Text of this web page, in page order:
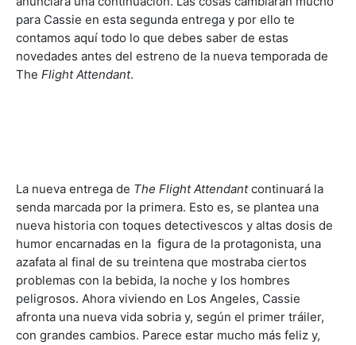
para Cassie en esta segunda entrega y por ello te
contamos aquí todo lo que debes saber de estas
novedades antes del estreno de la nueva temporada de
The Flight Attendant.
La nueva entrega de The Flight Attendantcontinuará la
senda marcada por la primera. Esto es, se plantea una
nueva historia con toques detectivescos y altas dosis de
humor encarnadas en la figura de la protagonista, una
azafata al final de su treintena que mostraba ciertos
problemas con la bebida, la noche y los hombres
peligrosos. Ahora viviendo en Los Angeles, Cassie
afronta una nueva vida sobria y, según el primer tráiler,
con grandes cambios. Parece estar mucho más feliz y,